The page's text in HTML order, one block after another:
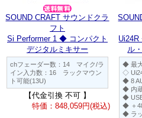
SOUND CRAFT サウンドクラ
フト
Si Performer 1 ◆ コンパクト
デジタルミキサー
chフェーダー数：14 マイク/ラ
イン入力数：16 ラックマウン
ト可能(13U)
【代金引換 不可 】
特価：848,059円(税込)
ル
◆ 最
◇
◆ 8
◆ 内
◆
◆ ＋
◆ ラ